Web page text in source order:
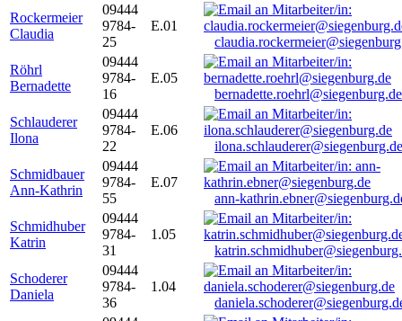
Rockermeier
Claudia
09444
9784-
25
E.01
Röhrl
Bernadette
09444
9784-
16
E.05
bernadette.roehrl@siegenburg.de
Schlauderer
Ilona
09444
9784-
22
E.06
ilona.schlauderer@siegenburg.de
Schmidbauer
Ann-Kathrin
09444
9784-
55
E.07
ann-
Schmidhuber
Katrin
09444
9784-
31
1.05
Schoderer
Daniela
09444
9784-
36
1.04